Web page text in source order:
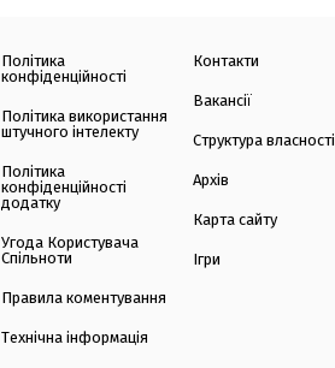
Політика
конфіденційності
Політика використання
штучного інтелекту
Політика
конфіденційності
додатку
Угода Користувача
Спільноти
Правила коментування
Технічна інформація
Контакти
Вакансії
Структура власності
Архів
Карта сайту
Ігри